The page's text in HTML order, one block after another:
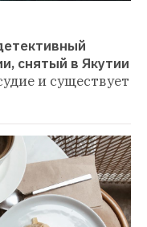
снятый в Якутии
и существует